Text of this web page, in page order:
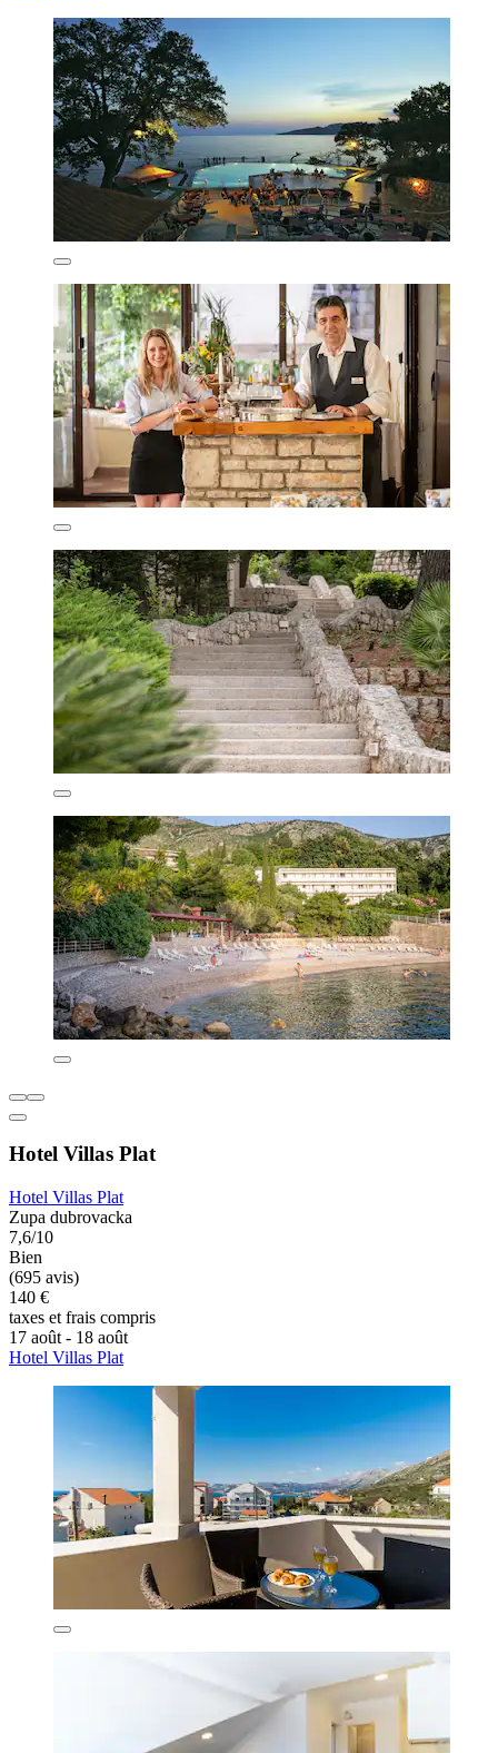
Hotel Villas Plat
Hotel Villas Plat
Zupa dubrovacka
7,6/10
Bien
(695 avis)
140 €
taxes et frais compris
17 août - 18 août
Hotel Villas Plat